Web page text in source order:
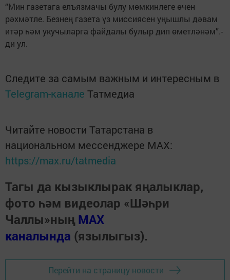
“Мин газетага елъязмачы булу мөмкинлеге өчен
рәхмәтле. Безнең газета үз миссиясен уңышлы дәвам
итәр һәм укучыларга файдалы булыр дип өметләнәм”.-
ди ул.
Следите за самым важным и интересным в
Telegram-канале Татмедиа
Читайте новости Татарстана в
национальном мессенджере MАХ:
https://max.ru/tatmedia
Тагы да кызыклырак яңалыклар,
фото һәм видеолар «Шәһри
Чаллы»ның MAX
каналында (язылыгыз).
Перейти на страницу новости